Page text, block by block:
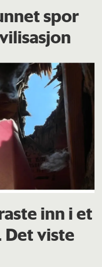
spor
inn i et
Det viste